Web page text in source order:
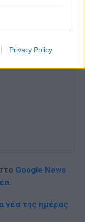
Privacy Policy
Google News
.
νέα της ημέρας